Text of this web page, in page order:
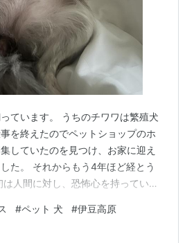
ています。 うちのチワワは繁殖犬
を終えたのでペットショップのホ
していたのを見つけ、お家に迎え
た。 それからもう4年ほど経とう
人間に対し、恐怖心を持っていた
っているように見えました。 それ
との共同生活の末、だんだん心を
#ペット 犬 #伊豆高原